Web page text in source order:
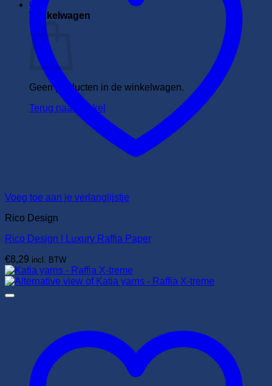
0
Winkelwagen
Geen producten in de winkelwagen.
Terug naar winkel
Voeg toe aan je verlanglijstje
Rico Design
Rico Design | Luxury Raffia Paper
€8,29 incl. BTW